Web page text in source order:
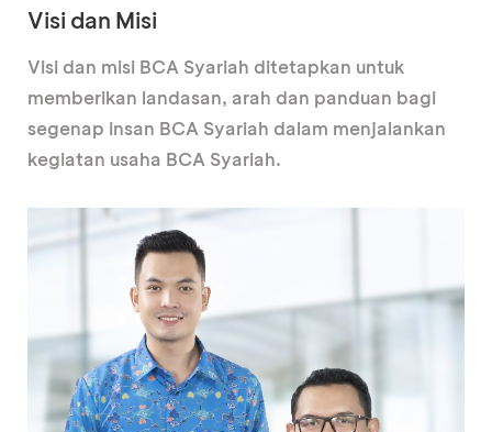
Visi dan Misi
Visi dan misi BCA Syariah ditetapkan untuk
memberikan landasan, arah dan panduan bagi
segenap insan BCA Syariah dalam menjalankan
kegiatan usaha BCA Syariah.